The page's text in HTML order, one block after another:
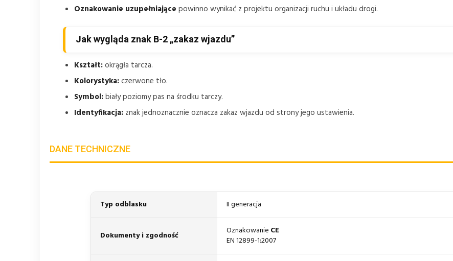
Oznakowanie uzupełniające powinno wynikać z projektu organizacji ruchu i układu drogi.
Jak wygląda znak B-2 „zakaz wjazdu”
Kształt:okrągła tarcza.
Kolorystyka:czerwone tło.
Symbol:biały poziomy pas na środku tarczy.
Identyfikacja: znak jednoznacznie oznacza zakaz wjazdu od strony jego ustawienia.
DANE TECHNICZNE
Typ odblasku II generacja
Dokumenty i zgodność Oznakowanie CE
EN 12899-1:2007